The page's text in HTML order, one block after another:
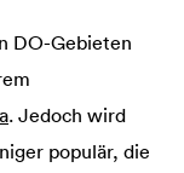
DO-Gebieten
. Jedoch wird
populär, die